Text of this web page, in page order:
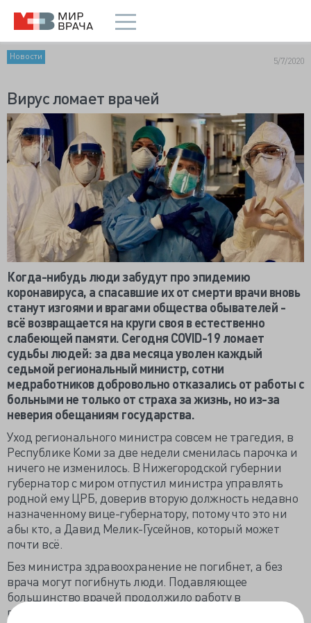
Новости 5/7/2020
Вирус ломает врачей
Когда-нибудь люди забудут про эпидемию
коронавируса, а спасавшие их от смерти врачи вновь
станут изгоями и врагами общества обывателей -
всё возвращается на круги своя в естественно
слабеющей памяти. Сегодня COVID-19 ломает
судьбы людей: за два месяца уволен каждый
седьмой региональный министр, сотни
медработников добровольно отказались от работы с
больными не только от страха за жизнь, но из-за
неверия обещаниям государства.
Уход регионального министра совсем не трагедия, в
Республике Коми за две недели сменилась парочка и
ничего не изменилось. В Нижегородской губернии
губернатор с миром отпустил министра управлять
родной ему ЦРБ, доверив вторую должность недавно
назначенному вице-губернатору, потому что это ни
абы кто, а Давид Мелик-Гусейнов, который может
почти всё.
Без министра здравоохранение не погибнет, а без
врача могут погибнуть люди. Подавляющее
большинство врачей продолжило работу в
перепрофилированных на лечение COVID-19 ЛПУ,